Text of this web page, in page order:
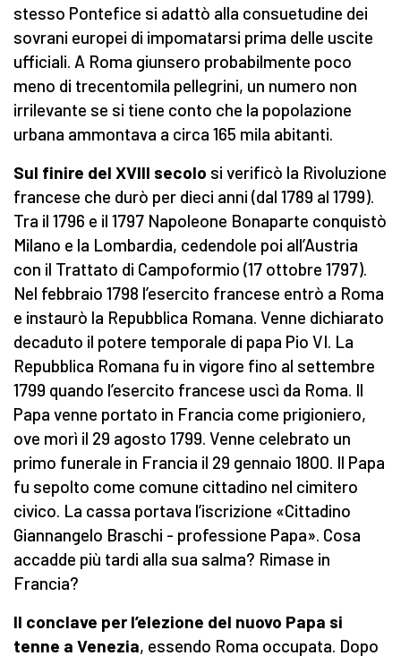
stesso Pontefice si adattò alla consuetudine dei
sovrani europei di impomatarsi prima delle uscite
ufficiali. A Roma giunsero probabilmente poco
meno di trecentomila pellegrini, un numero non
irrilevante se si tiene conto che la popolazione
urbana ammontava a circa 165 mila abitanti.
Sul finire del XVIII secolo si verificò la Rivoluzione
francese che durò per dieci anni (dal 1789 al 1799).
Tra il 1796 e il 1797 Napoleone Bonaparte conquistò
Milano e la Lombardia, cedendole poi all’Austria
con il Trattato di Campoformio (17 ottobre 1797).
Nel febbraio 1798 l’esercito francese entrò a Roma
e instaurò la Repubblica Romana. Venne dichiarato
decaduto il potere temporale di papa Pio VI. La
Repubblica Romana fu in vigore fino al settembre
1799 quando l’esercito francese uscì da Roma. Il
Papa venne portato in Francia come prigioniero,
ove morì il 29 agosto 1799. Venne celebrato un
primo funerale in Francia il 29 gennaio 1800. Il Papa
fu sepolto come comune cittadino nel cimitero
civico. La cassa portava l’iscrizione «Cittadino
Giannangelo Braschi - professione Papa». Cosa
accadde più tardi alla sua salma? Rimase in
Francia?
Il conclave per l’elezione del nuovo Papa si
tenne a Venezia, essendo Roma occupata. Dopo